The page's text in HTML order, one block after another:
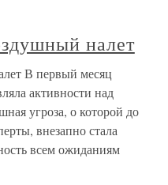
налет
В первый месяц
активности над
угроза, о которой до
внезапно стала
всем ожиданиям